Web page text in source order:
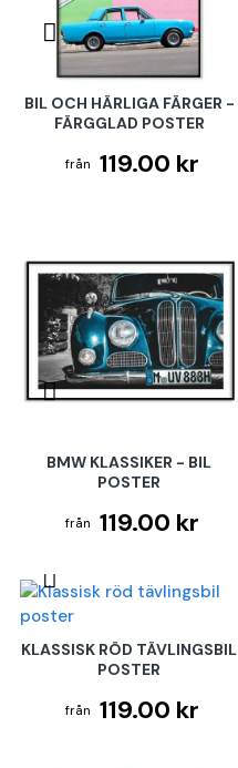
BIL OCH HÄRLIGA FÄRGER -
FÄRGGLAD POSTER
119.00 kr
BMW KLASSIKER - BIL
POSTER
119.00 kr
KLASSISK RÖD TÄVLINGSBIL
POSTER
119.00 kr